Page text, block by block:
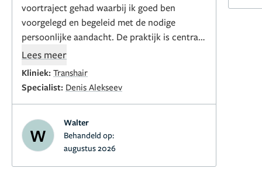
voortraject gehad waarbij ik goed ben
voorgelegd en begeleid met de nodige
persoonlijke aandacht. De praktijk is centraal
gelegen en goed te bereiken met het
behandeldag werd alles heel netjes begeleid,
geregeld en door vriendelijk personeel
Voor wat betreft de behandeling zelf, deze
was wat intenser dan ik had verwacht maar
Lees meer
Kliniek: Transhair
Specialist: Denis Alekseev
W
Walter
Behandeld op:
augustus 2026